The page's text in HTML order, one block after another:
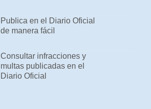
Publica en el Diario Oficial
de manera fácil
Consultar infracciones y
multas publicadas en el
Diario Oficial